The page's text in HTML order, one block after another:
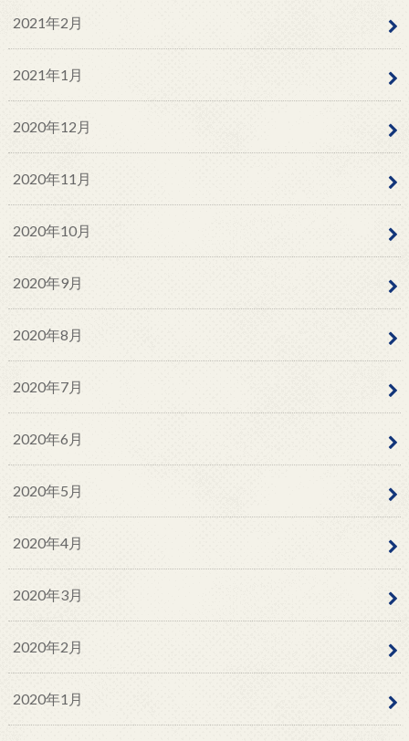
2021年2月
2021年1月
2020年12月
2020年11月
2020年10月
2020年9月
2020年8月
2020年7月
2020年6月
2020年5月
2020年4月
2020年3月
2020年2月
2020年1月